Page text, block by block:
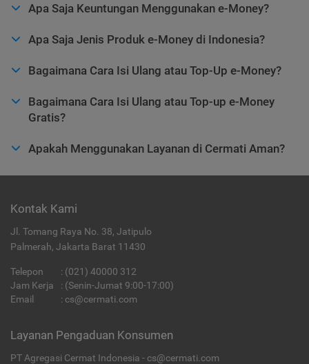
Apa Saja Keuntungan Menggunakan e-Money?
Apa Saja Jenis Produk e-Money di Indonesia?
Bagaimana Cara Isi Ulang atau Top-Up e-Money?
Bagaimana Cara Isi Ulang atau Top-up e-Money
Gratis?
Apakah Menggunakan Layanan di Cermati Aman?
Kontak Kami
Jl. Tomang Raya No. 38, Jatipulo
Palmerah, Jakarta Barat 11430
Telepon : (021) 40000 312
Jam Kerja
: (Senin-Jumat 9:00-17:00)
Email
: cs@cermati.com
Layanan Pengaduan Konsumen
PT Agregasi Cermat Indonesia - cs@cermati.com